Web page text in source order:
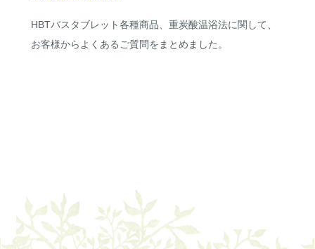
HBTバスタブレット各種商品、重炭酸温浴法に関して、
お客様からよくあるご質問をまとめました。